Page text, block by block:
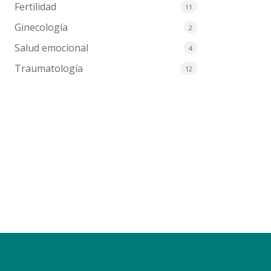
Fertilidad 11
Ginecología 2
Salud emocional 4
Traumatología 12